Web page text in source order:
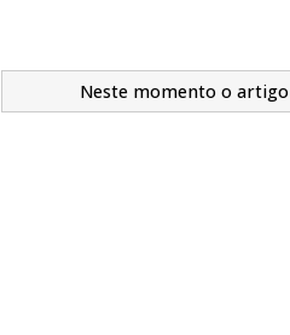
Neste momento o